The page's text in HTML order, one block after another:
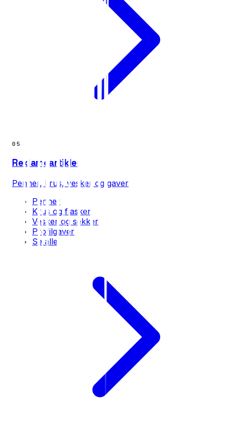
05
Reklameartikler
Penner, krus, vesker og gaver
Penner
Krus og flasker
Vesker og sekker
Profilgaver
Se alle